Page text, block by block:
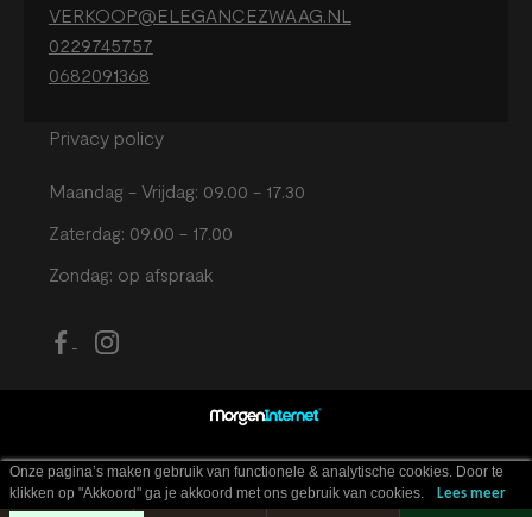
VERKOOP@ELEGANCEZWAAG.NL
0229745757
0682091368
Privacy policy
Maandag - Vrijdag: 09.00 - 17.30
Zaterdag: 09.00 - 17.00
Zondag: op afspraak
Onze pagina’s maken gebruik van functionele & analytische cookies. Door te
klikken op "Akkoord" ga je akkoord met ons gebruik van cookies.
Lees meer